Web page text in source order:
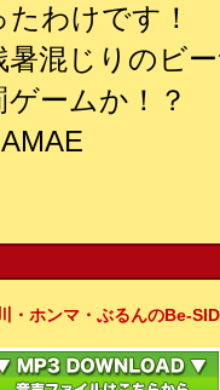
たわけです！
暑混じりのビ
ゲームか！？
ホンマ・ぶるんのBe-